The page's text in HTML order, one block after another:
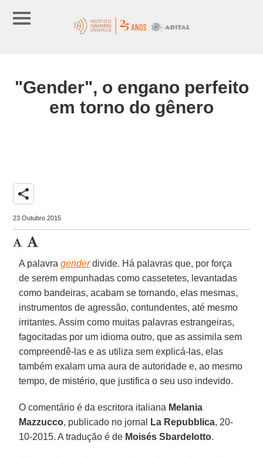
"Gender", o engano perfeito
em torno do gênero
share
23 Outubro 2015
A palavragenderdivide. Há palavras que, por força
de serem empunhadas como cassetetes, levantadas
como bandeiras, acabam se tornando, elas mesmas,
instrumentos de agressão, contundentes, até mesmo
irritantes. Assim como muitas palavras estrangeiras,
fagocitadas por um idioma outro, que as assimila sem
compreendê-las e as utiliza sem explicá-las, elas
também exalam uma aura de autoridade e, ao mesmo
tempo, de mistério, que justifica o seu uso indevido.
O comentário é da escritora italiana Melania
Mazzucco, publicado no jornal La Repubblica, 20-
10-2015. A tradução é de Moisés Sbardelotto.